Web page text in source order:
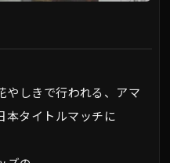
やしきで行われる、アマ
本タイトルマッチに